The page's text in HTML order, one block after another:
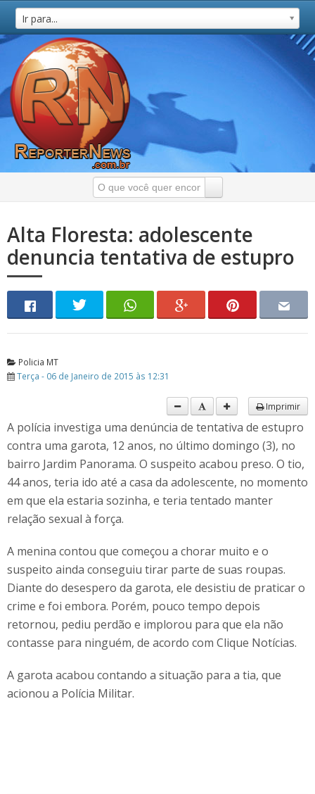
Ir para...
Alta Floresta: adolescente
denuncia tentativa de estupro
Policia MT
Terça - 06 de Janeiro de 2015 às 12:31
Imprimir
A polícia investiga uma denúncia de tentativa de estupro
contra uma garota, 12 anos, no último domingo (3), no
bairro Jardim Panorama. O suspeito acabou preso. O tio,
44 anos, teria ido até a casa da adolescente, no momento
em que ela estaria sozinha, e teria tentado manter
relação sexual à força.
A menina contou que começou a chorar muito e o
suspeito ainda conseguiu tirar parte de suas roupas.
Diante do desespero da garota, ele desistiu de praticar o
crime e foi embora. Porém, pouco tempo depois
retornou, pediu perdão e implorou para que ela não
contasse para ninguém, de acordo com Clique Notícias.
A garota acabou contando a situação para a tia, que
acionou a Polícia Militar.